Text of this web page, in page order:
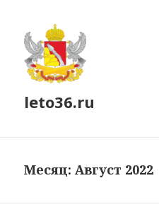
leto36.ru
Месяц:Август 2022